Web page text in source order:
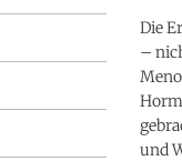
Die
–
und